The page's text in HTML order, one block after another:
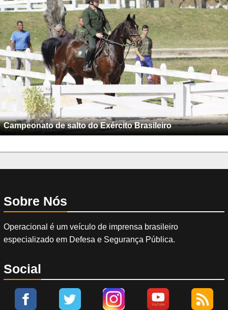
Campeonato de salto do Exército Brasileiro
Sobre Nós
Operacional é um veículo de imprensa brasileiro
especializado em Defesa e Segurança Pública.
Social